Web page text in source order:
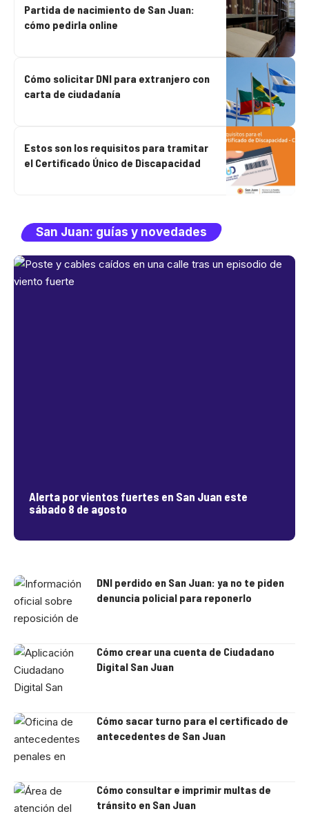
San Juan: guías y novedades
Alerta por vientos fuertes en San Juan este
sábado 8 de agosto
DNI perdido en San Juan: ya no te piden
denuncia policial para reponerlo
Cómo crear una cuenta de Ciudadano
Digital San Juan
Cómo sacar turno para el certificado de
antecedentes de San Juan
Cómo consultar e imprimir multas de
tránsito en San Juan
Partida de nacimiento de San Juan:
cómo pedirla online
Cómo solicitar DNI para extranjero con
carta de ciudadanía
Estos son los requisitos para tramitar
el Certificado Único de Discapacidad